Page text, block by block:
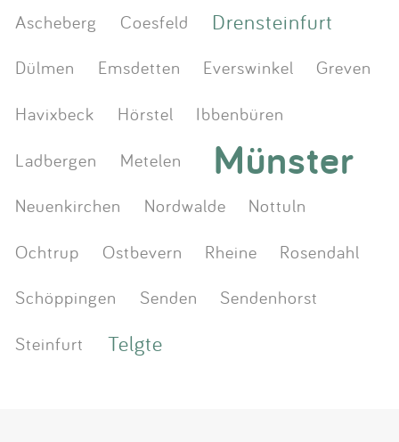
Ascheberg Coesfeld Drensteinfurt
Dülmen Emsdetten Everswinkel
Greven
Havixbeck
Hörstel
Ibbenbüren
Ladbergen
Metelen Münster
Neuenkirchen Nordwalde
Nottuln
Ochtrup
Ostbevern Rheine
Rosendahl
Schöppingen
Senden
Sendenhorst
Steinfurt
Telgte